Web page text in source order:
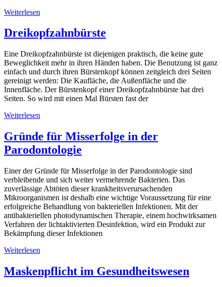
Weiterlesen
Dreikopfzahnbürste
Eine Dreikopfzahnbürste ist diejenigen praktisch, die keine gute
Beweglichkeit mehr in ihren Händen haben. Die Benutzung ist ganz
einfach und durch ihren Bürstenkopf können zeitgleich drei Seiten
gereinigt werden: Die Kaufläche, die Außenfläche und die
Innenfläche. Der Bürstenkopf einer Dreikopfzahnbürste hat drei
Seiten. So wird mit einen Mal Bürsten fast der
Weiterlesen
Gründe für Misserfolge in der
Parodontologie
Einer der Gründe für Misserfolge in der Parodontologie sind
verbleibende und sich weiter vermehrende Bakterien. Das
zuverlässige Abtöten dieser krankheitsverursachenden
Mikroorganismen ist deshalb eine wichtige Voraussetzung für eine
erfolgreiche Behandlung von bakteriellen Infektionen. Mit der
antibakteriellen photodynamischen Therapie, einem hochwirksamen
Verfahren der lichtaktivierten Desinfektion, wird ein Produkt zur
Bekämpfung dieser Infektionen
Weiterlesen
Maskenpflicht im Gesundheitswesen